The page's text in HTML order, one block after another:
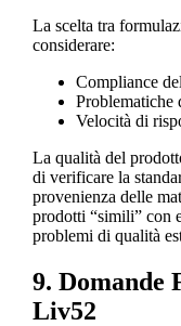
La scelta tra
considerare:
Compliance
Problematiche
Velocità di
La qualità del
di verificare la
provenienza delle
prodotti “simili” con
problemi di qualità
9. Domande
Liv52